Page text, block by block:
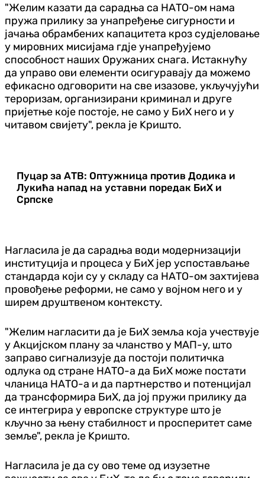
"Желим казати да сарадња са НАТО-ом нама
пружа прилику за унапређење сигурности и
јачања обрамбених капацитета кроз судјеловање
у мировних мисијама гдје унапређујемо
способност наших Оружаних снага. Истакнућу
да управо ови елементи осигуравају да можемо
ефикасно одговорити на све изазове, укључујући
тероризам, организирани криминал и друге
пријетње које постоје, не само у БиХ него и у
читавом свијету", рекла је Kришто.
Пуцар за АТВ: Оптужница против Додика и
Лукића напад на уставни поредак БиХ и
Српске
Нагласила је да сарадња води модернизацији
институција и процеса у БиХ јер успостављање
стандарда који су у складу са НАТО-ом захтијева
провођење реформи, не само у војном него и у
ширем друштвеном контексту.
"Желим нагласити да је БиХ земља која учествује
у Акцијском плану за чланство у МАП-у, што
заправо сигнализује да постоји политичка
одлука од стране НАТО-а да БиХ може постати
чланица НАТО-а и да партнерство и потенцијал
да трансформира БиХ, да јој пружи прилику да
се интегрира у европске структуре што је
кључно за њену стабилност и просперитет саме
земље", рекла је Kришто.
Нагласила је да су ово теме од изузетне